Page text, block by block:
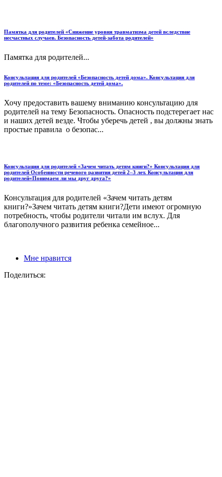
Памятка для родителей «Снижение уровня травматизма детей вследствие
несчастных случаев. Безопасность детей-забота родителей»
Памятка для родителей...
Консультация для родителей «Безопасность детей дома». Консультация для
родителей по теме: «Безопасность детей дома».
Хочу предоставить вашему вниманию консультацию для
родителей на тему Безопасность. Опасность подстерегает нас
и наших детей везде. Чтобы уберечь детей , вы должны знать
простые правила о безопас...
Консультация для родителей «Зачем читать детям книги?» Консультация для
родителей Особенности речевого развития детей 2–3 лет. Консультация для
родителей«Понимаем ли мы друг друга?»
Консультация для родителей «Зачем читать детям
книги?»Зачем читать детям книги?Дети имеют огромную
потребность, чтобы родители читали им вслух. Для
благополучного развития ребенка семейное...
Мне нравится
Поделиться: